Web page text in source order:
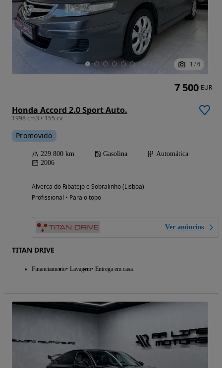
1 / 6
Honda Accord 2.0 Sport Auto.
1998 cm3 • 155 cv
Promovido
229 800 km Gasolina
Automática
2006
Alverca do Ribatejo e Sobralinho (Lisboa)
Profissional • Para o topo
Ver anúncios
TITAN DRIVE
Financiamento Lavagem Entrega em casa
7 500 EUR